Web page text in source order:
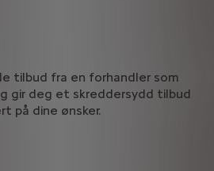
tilbud fra en forhandler som
gir deg et skreddersydd tilbud
på dine ønsker.